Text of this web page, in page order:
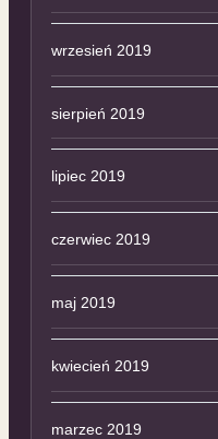
wrzesień 2019
sierpień 2019
lipiec 2019
czerwiec 2019
maj 2019
kwiecień 2019
marzec 2019